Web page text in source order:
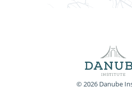
© 2026 Danube